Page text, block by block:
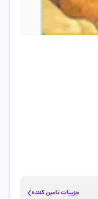
جزییات تامین کننده